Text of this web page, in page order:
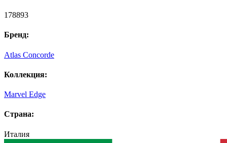
178893
Бренд:
Atlas Concorde
Коллекция:
Marvel Edge
Страна:
Италия